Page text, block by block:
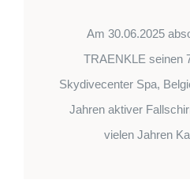
Am 30.06.2025
TRAENKLE seinen
Skydivecenter Spa,
Jahren aktiver
vielen Jahren